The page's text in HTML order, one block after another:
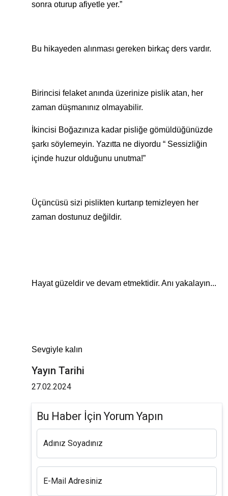
sonra oturup afiyetle yer.”
Bu hikayeden alınması gereken birkaç ders vardır.
Birincisi felaket anında üzerinize pislik atan, her
zaman düşmanınız olmayabilir.
İkincisi Boğazınıza kadar pisliğe gömüldüğünüzde
şarkı söylemeyin. Yazıtta ne diyordu “ Sessizliğin
içinde huzur olduğunu unutma!”
Üçüncüsü sizi pislikten kurtarıp temizleyen her
zaman dostunuz değildir.
Hayat güzeldir ve devam etmektidir. Anı yakalayın...
Sevgiyle kalın
Yayın Tarihi
27.02.2024
Bu Haber İçin Yorum Yapın
Adınız Soyadınız
E-Mail Adresiniz